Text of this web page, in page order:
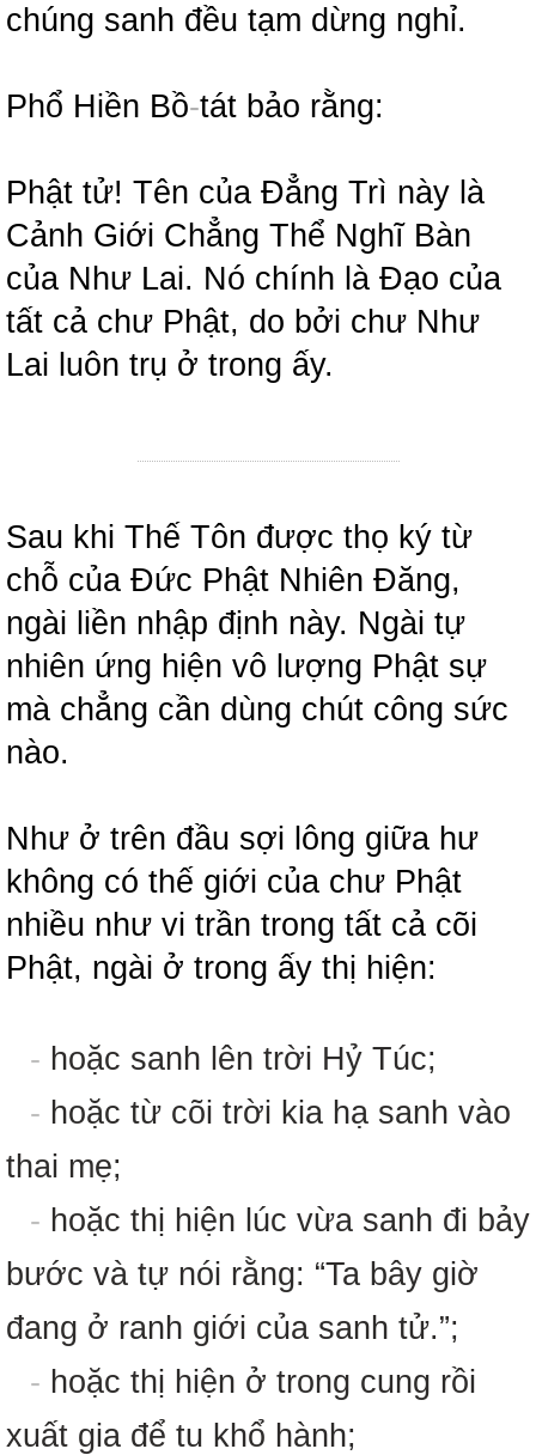
chúng sanh đều tạm dừng nghỉ.
Phổ Hiền Bồ-tát bảo rằng:
Phật tử! Tên của Đẳng Trì này là
Cảnh Giới Chẳng Thể Nghĩ Bàn
của Như Lai. Nó chính là Đạo của
tất cả chư Phật, do bởi chư Như
Lai luôn trụ ở trong ấy.
Sau khi Thế Tôn được thọ ký từ
chỗ của Đức Phật Nhiên Đăng,
ngài liền nhập định này. Ngài tự
nhiên ứng hiện vô lượng Phật sự
mà chẳng cần dùng chút công sức
nào.
Như ở trên đầu sợi lông giữa hư
không có thế giới của chư Phật
nhiều như vi trần trong tất cả cõi
Phật, ngài ở trong ấy thị hiện:
- hoặc sanh lên trời Hỷ Túc;
- hoặc từ cõi trời kia hạ sanh vào
thai mẹ;
- hoặc thị hiện lúc vừa sanh đi bảy
bước và tự nói rằng: “Ta bây giờ
đang ở ranh giới của sanh tử.”;
- hoặc thị hiện ở trong cung rồi
xuất gia để tu khổ hành;